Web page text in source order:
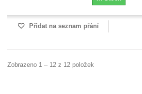
Přidat na seznam přání
Zobrazeno 1 – 12 z 12 položek